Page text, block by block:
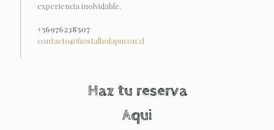
experiencia inolvidable.
+56976238507
contacto@hostalholapucon.cl
Haz tu reserva
Aqui